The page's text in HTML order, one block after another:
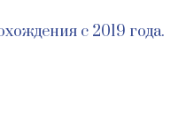
с 2019 года.